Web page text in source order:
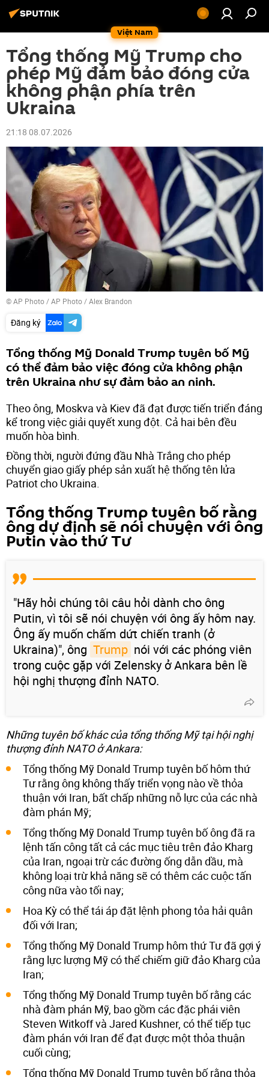
Việt Nam
Tổng thống Mỹ Trump cho
phép Mỹ đảm bảo đóng cửa
không phận phía trên
Ukraina
21:18 08.07.2026
© AP Photo / AP Photo / Alex Brandon
Đăng ký
Tổng thống Mỹ Donald Trump tuyên bố Mỹ
có thể đảm bảo việc đóng cửa không phận
trên Ukraina như sự đảm bảo an ninh.
Theo ông, Moskva và Kiev đã đạt được tiến triển đáng
kể trong việc giải quyết xung đột. Cả hai bên đều
muốn hòa bình.
Đồng thời, người đứng đầu Nhà Trắng cho phép
chuyển giao giấy phép sản xuất hệ thống tên lửa
Patriot cho Ukraina.
Tổng thống Trump tuyên bố rằng
ông dự định sẽ nói chuyện với ông
Putin vào thứ Tư
"Hãy hỏi chúng tôi câu hỏi dành cho ông
Putin, vì tôi sẽ nói chuyện với ông ấy hôm nay.
Ông ấy muốn chấm dứt chiến tranh (ở
Ukraina)", ông Trump nói với các phóng viên
trong cuộc gặp với Zelensky ở Ankara bên lề
hội nghị thượng đỉnh NATO.
Những tuyên bố khác của tổng thống Mỹ tại hội nghị
thượng đỉnh NATO ở Ankara:
Tổng thống Mỹ Donald Trump tuyên bố hôm thứ
Tư rằng ông không thấy triển vọng nào về thỏa
thuận với Iran, bất chấp những nỗ lực của các nhà
đàm phán Mỹ;
Tổng thống Mỹ Donald Trump tuyên bố ông đã ra
lệnh tấn công tất cả các mục tiêu trên đảo Kharg
của Iran, ngoại trừ các đường ống dẫn dầu, mà
không loại trừ khả năng sẽ có thêm các cuộc tấn
công nữa vào tối nay;
Hoa Kỳ có thể tái áp đặt lệnh phong tỏa hải quân
đối với Iran;
Tổng thống Mỹ Donald Trump hôm thứ Tư đã gợi ý
rằng lực lượng Mỹ có thể chiếm giữ đảo Kharg của
Iran;
Tổng thống Mỹ Donald Trump tuyên bố rằng các
nhà đàm phán Mỹ, bao gồm các đặc phái viên
Steven Witkoff và Jared Kushner, có thể tiếp tục
đàm phán với Iran để đạt được một thỏa thuận
cuối cùng;
Tổng thống Mỹ Donald Trump tuyên bố rằng thỏa